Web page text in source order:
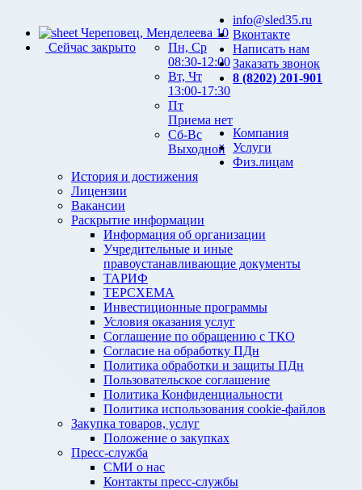
Череповец, Менделеева 10
Сейчас закрыто
Пн, Ср
08:30-12:00
Вт, Чт
13:00-17:30
Пт
Приема нет
Сб-Вс
Выходной
info@sled35.ru
Вконтакте
Написать нам
Заказать звонок
8 (8202) 201-901
Компания
История и достижения
Лицензии
Вакансии
Раскрытие информации
Информация об организации
Учредительные и иные
правоустанавливающие документы
ТАРИФ
ТЕРСХЕМА
Инвестиционные программы
Условия оказания услуг
Соглашение по обращению с ТКО
Согласие на обработку ПДн
Политика обработки и защиты ПДн
Пользовательское соглашение
Политика Конфиденциальности
Политика использования cookie-файлов
Закупка товаров, услуг
Положение о закупках
Пресс-служба
СМИ о нас
Контакты пресс-службы
Услуги
Физ.лицам